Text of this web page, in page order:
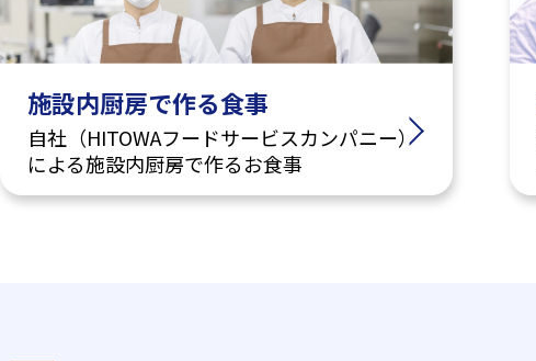
施設内厨房で作る食事
自社（HITOWAフードサービスカンパニー）
による施設内厨房で作るお食事